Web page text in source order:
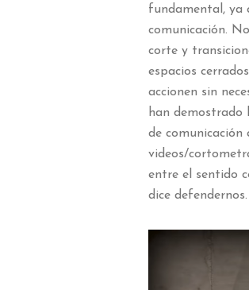
fundamental, ya
comunicación.
corte y
espacios
accionen sin
han demostrado
de comunicación
videos/
entre el sentido
dice defendernos.